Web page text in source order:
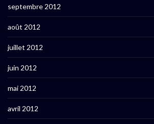
septembre 2012
août 2012
juillet 2012
juin 2012
mai 2012
avril 2012